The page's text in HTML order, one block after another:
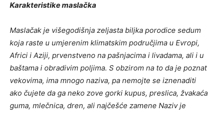
Karakteristike maslačka
Maslačak je višegodišnja zeljasta biljka porodice sedum
koja raste u umjerenim klimatskim područjima u Evropi,
Africi i Aziji, prvenstveno na pašnjacima i livadama, ali i u
baštama i obradivim poljima. S obzirom na to da je poznat
vekovima, ima mnogo naziva, pa nemojte se iznenaditi
ako čujete da ga neko zove gorki kupus, preslica, žvakaća
guma, mlečnica, dren, ali najčešće zamene Naziv je